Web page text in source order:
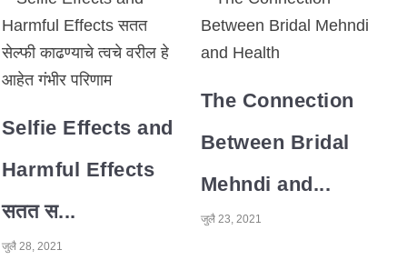
Selfie Effects and
Harmful Effects
सतत स...
जुलै 28, 2021
The Connection
Between Bridal
Mehndi and...
जुलै 23, 2021